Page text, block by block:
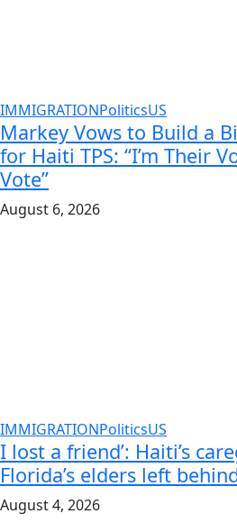
IMMIGRATIONPoliticsUS
Markey Vows to Build a
for Haiti TPS: “I’m Their
Vote”
August 6, 2026
IMMIGRATIONPoliticsUS
I lost a friend’: Haiti’s
Florida’s elders left
August 4, 2026